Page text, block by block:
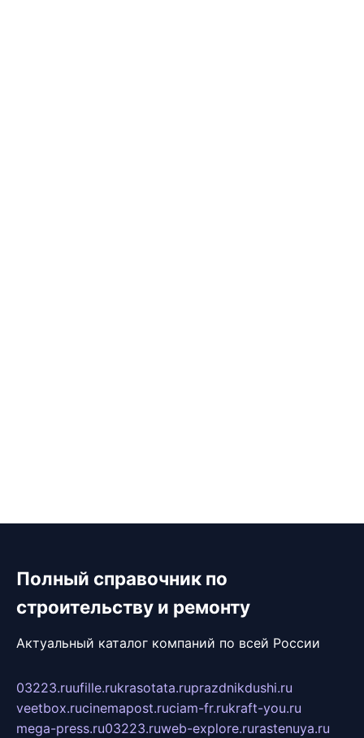
Полный справочник по
строительству и ремонту
Актуальный каталог компаний по всей России
03223.ruufille.rukrasotata.ruprazdnikdushi.ru
veetbox.rucinemapost.ruciam-fr.rukraft-you.ru
mega-press.ru03223.ruweb-explore.rurastenuya.ru